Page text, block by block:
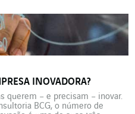
serviço de um renascimento
[…]
INOVADORA?
querem – e precisam – inovar.
BCG, o número de